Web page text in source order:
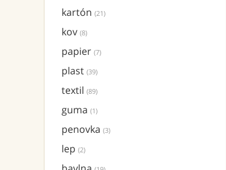
kartón (21)
kov (8)
papier (7)
plast (39)
textil (89)
guma (1)
penovka (3)
lep (2)